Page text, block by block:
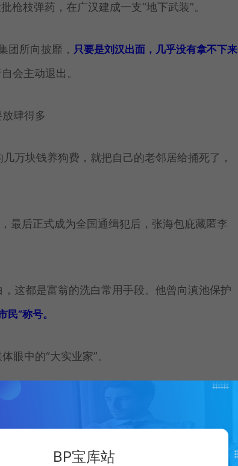
枪枝弹药，在广汉建成一支“地下武装”。
团所向披靡， 只要是刘汉出面，几乎没有拿不下来
会主动退出。
万块钱养狗费，就把自己的老邻居给捅死了，
最后正式成为全国通缉犯后，张海包庇藏匿李
这都是富翁的洗白常用手段。他曾向滇池保护
”称号。
眼中的“大实业家”。
组织以及故意杀人等38条违法犯罪。
BP宝库站